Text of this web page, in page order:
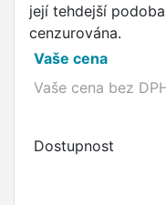
její tehdejší
cenzurována.
Vaše cena
Vaše cena bez
Dostupnost